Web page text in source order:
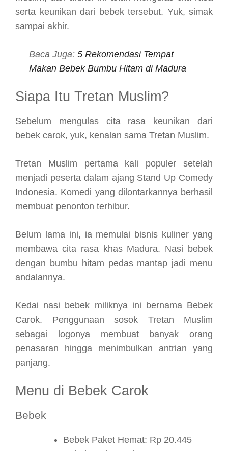
serta keunikan dari bebek tersebut. Yuk, simak
sampai akhir.
Baca Juga: 5 Rekomendasi Tempat
Makan Bebek Bumbu Hitam di Madura
Siapa Itu Tretan Muslim?
Sebelum mengulas cita rasa keunikan dari
bebek carok, yuk, kenalan sama Tretan Muslim.
Tretan Muslim pertama kali populer setelah
menjadi peserta dalam ajang Stand Up Comedy
Indonesia. Komedi yang dilontarkannya berhasil
membuat penonton terhibur.
Belum lama ini, ia memulai bisnis kuliner yang
membawa cita rasa khas Madura. Nasi bebek
dengan bumbu hitam pedas mantap jadi menu
andalannya.
Kedai nasi bebek miliknya ini bernama Bebek
Carok. Penggunaan sosok Tretan Muslim
sebagai logonya membuat banyak orang
penasaran hingga menimbulkan antrian yang
panjang.
Menu di Bebek Carok
Bebek
Bebek Paket Hemat: Rp 20.445